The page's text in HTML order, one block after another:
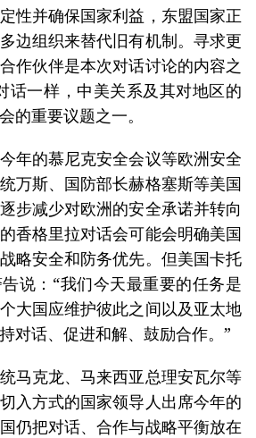
性并确保国家利益，东盟国家正
边组织来替代旧有机制。寻求更
作伙伴是本次对话讨论的内容之
话一样，中美关系及其对地区的
的重要议题之一。
年的慕尼克安全会议等欧洲安全
万斯、国防部长赫格塞斯等美国
步减少对欧洲的安全承诺并转向
香格里拉对话会可能会明确美国
略安全和防务优先。但美国卡托
说：“我们今天最重要的任务是
大国应维护彼此之间以及亚太地
对话、促进和解、鼓励合作。”
马克龙、马来西亚总理安瓦尔等
入方式的国家领导人出席今年的
仍把对话、合作与战略平衡放在